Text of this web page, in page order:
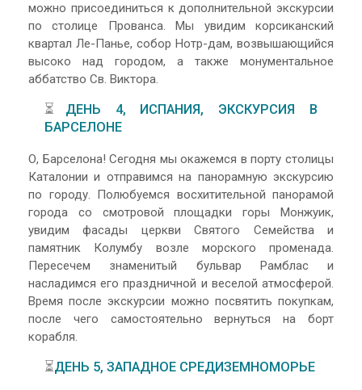
можно присоединиться к дополнительной экскурсии
по столице Прованса. Мы увидим корсиканский
квартал Ле-Панье, собор Нотр-дам, возвышающийся
высоко над городом, а также монументальное
аббатство Св. Виктора.
⏳ ДЕНЬ 4, ИСПАНИЯ, ЭКСКУРСИЯ В
БАРСЕЛОНЕ
О, Барселона! Сегодня мы окажемся в порту столицы
Каталонии и отправимся на панорамную экскурсию
по городу. Полюбуемся восхитительной панорамой
города со смотровой площадки горы Монжуик,
увидим фасады церкви Святого Семейства и
памятник Колумбу возле морского променада.
Пересечем знаменитый бульвар Рамблас и
насладимся его праздничной и веселой атмосферой.
Время после экскурсии можно посвятить покупкам,
после чего самостоятельно вернуться на борт
корабля.
⏳ДЕНЬ 5, ЗАПАДНОЕ СРЕДИЗЕМНОМОРЬЕ